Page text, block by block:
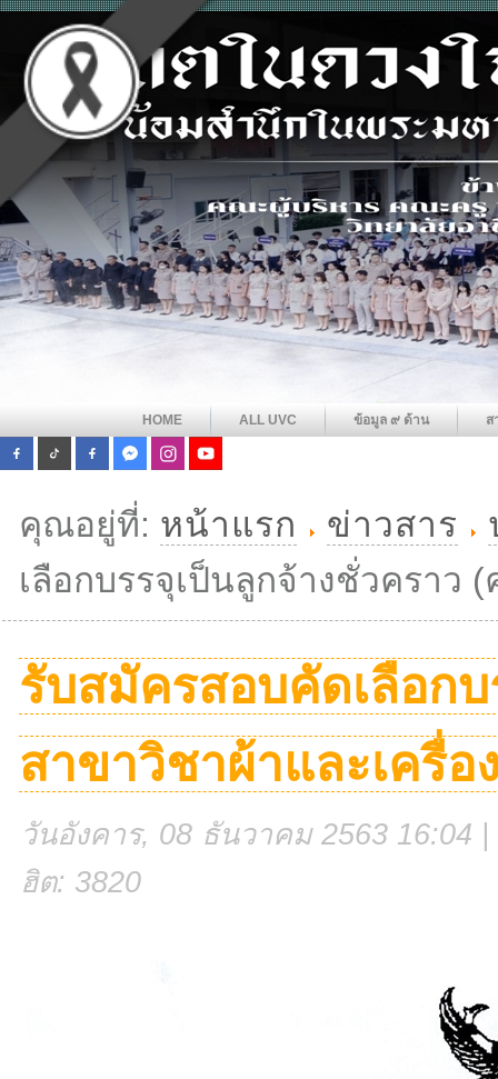
HOME ALL UVC ข้อมูล ๙ ด้าน ส
คุณอยู่ที่: หน้าแรก ข่าวสาร
เลือกบรรจุเป็นลูกจ้างชั่วคราว
รับสมัครสอบคัดเลือก
สาขาวิชาผ้าและเครื่อ
วันอังคาร, 08 ธันวาคม 2563 16:04
ฮิต: 3820